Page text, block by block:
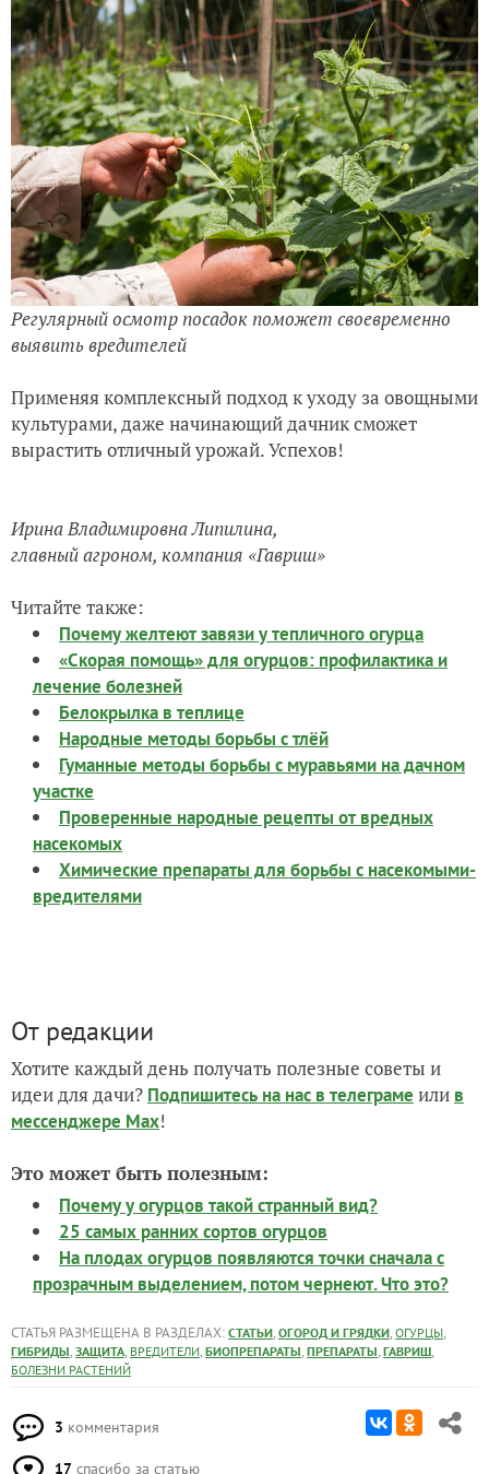
Регулярный осмотр посадок поможет своевременно
выявить вредителей
Применяя комплексный подход к уходу за овощными
культурами, даже начинающий дачник сможет
вырастить отличный урожай. Успехов!
Ирина Владимировна Липилина,
главный агроном, компания «Гавриш»
Читайте также:
Почему желтеют завязи у тепличного огурца
«Скорая помощь» для огурцов: профилактика и
лечение болезней
Белокрылка в теплице
Народные методы борьбы с тлёй
Гуманные методы борьбы с муравьями на дачном
участке
Проверенные народные рецепты от вредных
насекомых
Химические препараты для борьбы с насекомыми-
вредителями
От редакции
Хотите каждый день получать полезные советы и
идеи для дачи? Подпишитесь на нас в телеграме или в
мессенджере Max!
Это может быть полезным:
Почему у огурцов такой странный вид?
25 самых ранних сортов огурцов
На плодах огурцов появляются точки сначала с
прозрачным выделением, потом чернеют. Что это?
СТАТЬЯ РАЗМЕЩЕНА В РАЗДЕЛАХ: СТАТЬИ, ОГОРОД И ГРЯДКИ, ОГУРЦЫ,
ГИБРИДЫ, ЗАЩИТА, ВРЕДИТЕЛИ, БИОПРЕПАРАТЫ, ПРЕПАРАТЫ, ГАВРИШ,
БОЛЕЗНИ РАСТЕНИЙ
3 комментария
17 спасибо за статью